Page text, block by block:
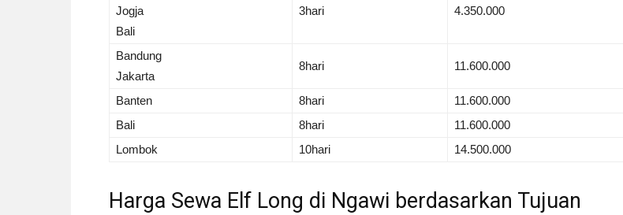
Jogja
Bali
3hari 4.350.000
Bandung
Jakarta
8hari 11.600.000
Banten 8hari
11.600.000
Bali
8hari
11.600.000
Lombok
10hari 14.500.000
Harga Sewa Elf Long di Ngawi berdasarkan Tujuan